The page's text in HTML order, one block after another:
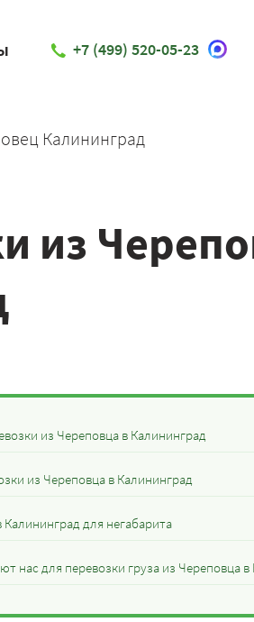
+7 (499) 520-05-23
Калининград
из
из Череповца в Калининград
из Череповца в Калининград
для негабарита
нас для перевозки груза из Череповца в